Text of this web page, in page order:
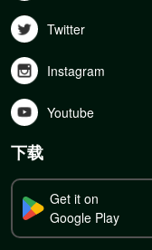
Twitter
Instagram
Youtube
下载
Get it on
Google Play